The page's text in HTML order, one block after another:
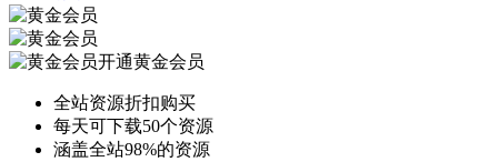
开通黄金会员
全站资源折扣购买
每天可下载50个资源
涵盖全站98%的资源